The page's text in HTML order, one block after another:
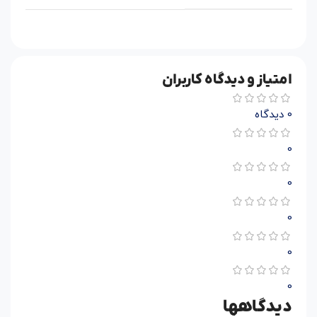
امتیاز و دیدگاه کاربران
0 دیدگاه
0
0
0
0
0
دیدگاهها